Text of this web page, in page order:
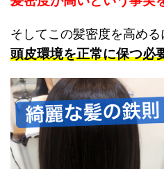
そしてこの髪密度を高める
頭皮環境を正常に保つ必